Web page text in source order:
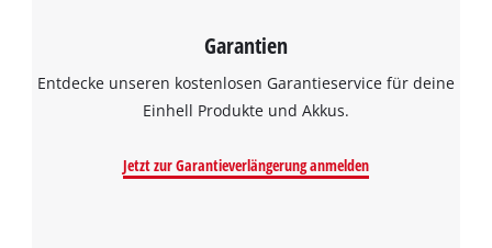
Garantien
Entdecke unseren kostenlosen Garantieservice für deine
Einhell Produkte und Akkus.
Jetzt zur Garantieverlängerung anmelden